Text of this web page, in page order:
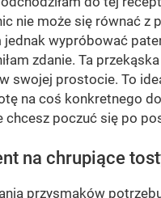
nie może się równać z
jednak wypróbować
zdanie. Ta
swojej prostocie. To
na coś konkretnego
chcesz poczuć się po
na chrupiące
przysmaków